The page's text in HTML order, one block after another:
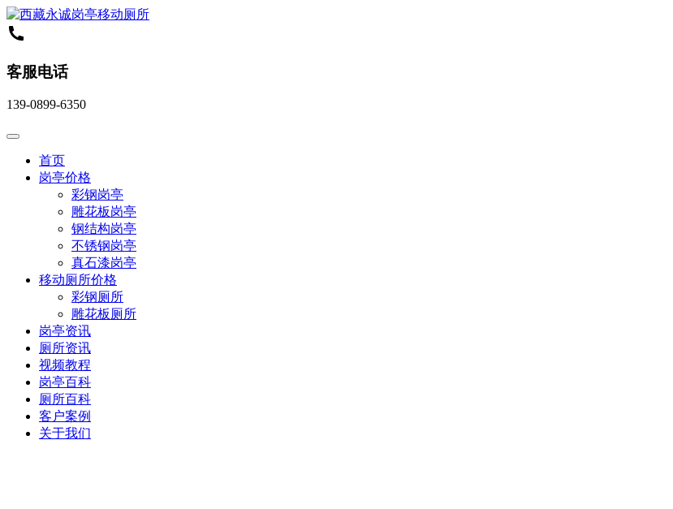
客服电话
139-0899-6350
首页
岗亭价格
彩钢岗亭
雕花板岗亭
钢结构岗亭
不锈钢岗亭
真石漆岗亭
移动厕所价格
彩钢厕所
雕花板厕所
岗亭资讯
厕所资讯
视频教程
岗亭百科
厕所百科
客户案例
关于我们